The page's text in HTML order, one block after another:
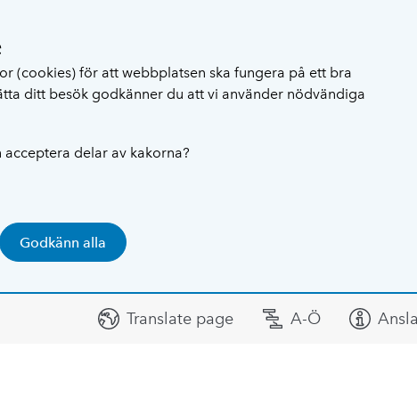
(cookies) för att webbplatsen ska fungera på ett bra
ditt besök godkänner du att vi använder nödvändiga
delar av kakorna?
Godkänn alla
Translate page A-Ö